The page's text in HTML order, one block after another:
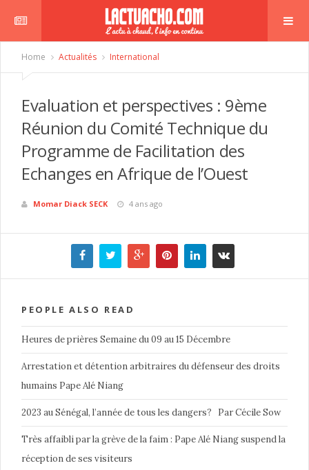
Home Actualités International
Evaluation et perspectives : 9ème
Réunion du Comité Technique du
Programme de Facilitation des
Echanges en Afrique de l’Ouest
Momar Diack SECK 4 ans ago
PEOPLE ALSO READ
Heures de prières Semaine du 09 au 15 Décembre
Arrestation et détention arbitraires du défenseur des droits
humains Pape Alé Niang
2023 au Sénégal, l’année de tous les dangers? Par Cécile Sow
Très affaibli par la grève de la faim : Pape Alé Niang suspend la
réception de ses visiteurs